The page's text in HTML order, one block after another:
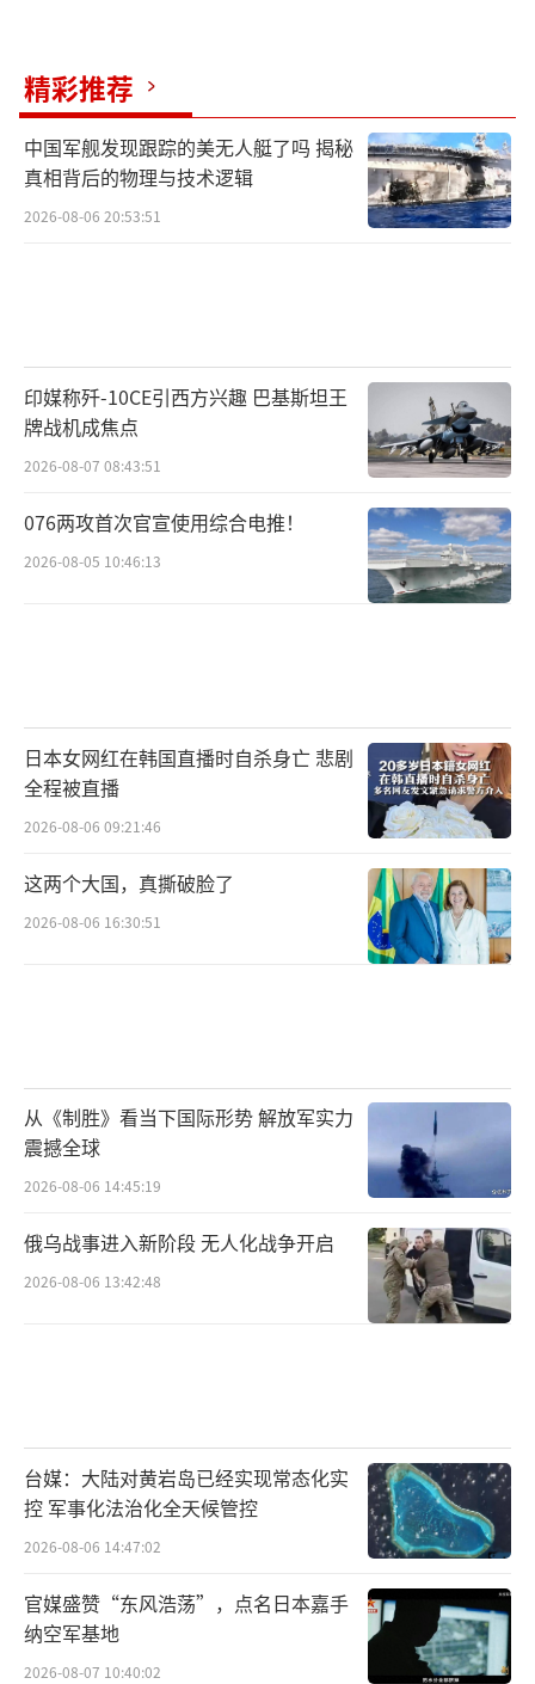
精彩推荐
中国军舰发现跟踪的美无人艇了吗 揭秘
真相背后的物理与技术逻辑
2026-08-06 20:53:51
印媒称歼-10CE引西方兴趣 巴基斯坦王
牌战机成焦点
2026-08-07 08:43:51
076两攻首次官宣使用综合电推！
2026-08-05 10:46:13
日本女网红在韩国直播时自杀身亡 悲剧
全程被直播
2026-08-06 09:21:46
这两个大国，真撕破脸了
2026-08-06 16:30:51
从《制胜》看当下国际形势 解放军实力
震撼全球
2026-08-06 14:45:19
俄乌战事进入新阶段 无人化战争开启
2026-08-06 13:42:48
台媒：大陆对黄岩岛已经实现常态化实
控 军事化法治化全天候管控
2026-08-06 14:47:02
官媒盛赞“东风浩荡”，点名日本嘉手
纳空军基地
2026-08-07 10:40:02